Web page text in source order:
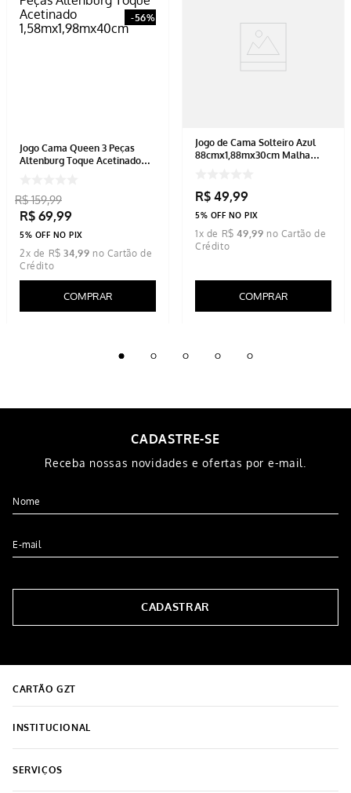
-56%
Jogo Cama Queen 3 Peças
Altenburg Toque Acetinado
R$ 159,99
R$ 69,99
5% OFF NO PIX
2x de R$ 34 ,99
COMPRAR
Jogo de Cama Solteiro Azul
88cmx1,88mx30cm Malha
R$ 49,99
5% OFF NO PIX
1x de R$ 49 ,99
COMPRAR
CADASTRE-SE
Receba nossas novidades e ofertas por e-mail.
CADASTRAR
CARTÃO GZT
INSTITUCIONAL
SERVIÇOS